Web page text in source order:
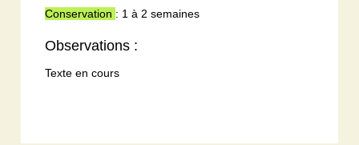
Conservation : 1 à 2 semaines
Observations :
Texte en cours